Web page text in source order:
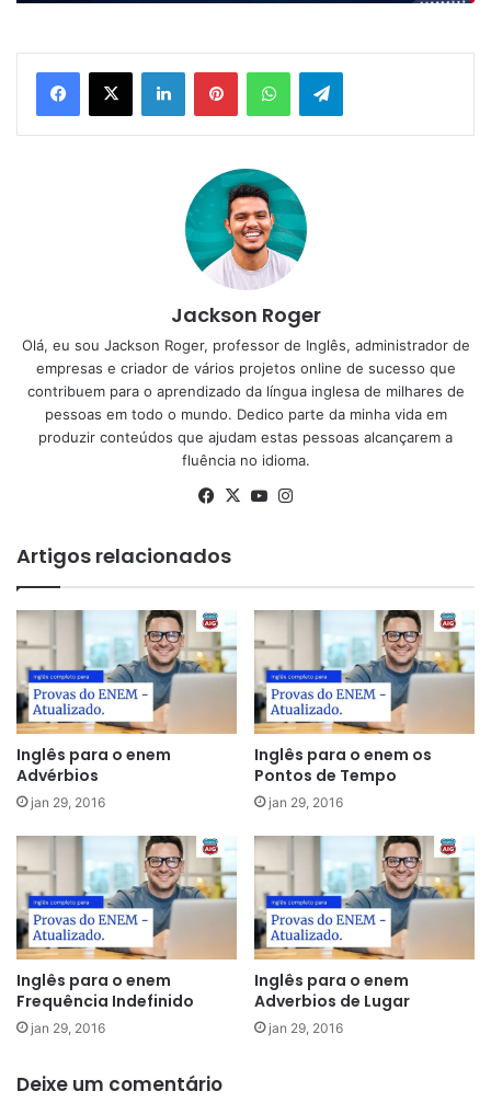
LinkedinPinterestWhatsAppTelegram
Jackson Roger
Olá, eu sou Jackson Roger, professor de Inglês, administrador de
empresas e criador de vários projetos online de sucesso que
contribuem para o aprendizado da língua inglesa de milhares de
pessoas em todo o mundo. Dedico parte da minha vida em
produzir conteúdos que ajudam estas pessoas alcançarem a
fluência no idioma.
Facebook
X YouTube
Artigos relacionados
Inglês para o enem
Advérbios
jan 29, 2016
Inglês para o enem os
Pontos de Tempo
jan 29, 2016
Inglês para o enem
Frequência Indefinido
jan 29, 2016
Inglês para o enem
Adverbios de Lugar
jan 29, 2016
Deixe um comentário